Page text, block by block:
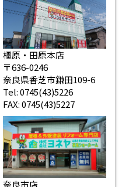
橿原・田原本店
〒636-0246
奈良県香芝市鎌田109-6
Tel: 0745(43)5226
FAX: 0745(43)5227
奈良市店